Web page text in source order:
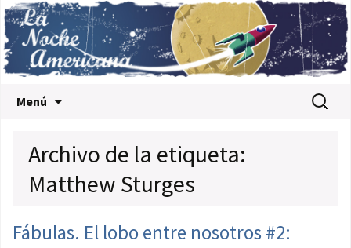
Menú Buscar:
Archivo de la etiqueta:
Matthew Sturges
Fábulas. El lobo entre nosotros #2: